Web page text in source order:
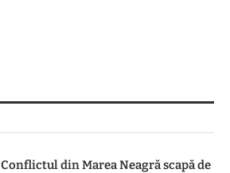
Conflictul din Marea Neagră scapă de